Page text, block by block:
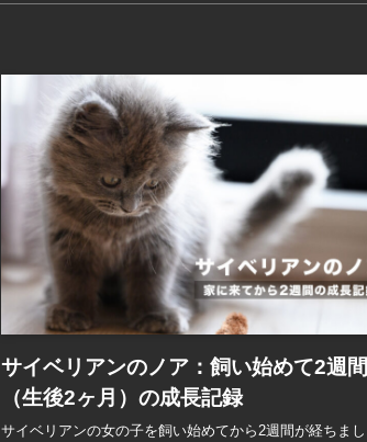
サイベリアンのノア：飼い始めて2週間
（生後2ヶ月）の成長記録
サイベリアンの女の子を飼い始めてから2週間が経ちまし